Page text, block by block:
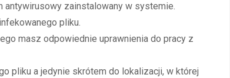
antywirusowy zainstalowany w systemie.
pliku.
masz odpowiednie uprawnienia do pracy z
pliku a jedynie skrótem do lokalizacji, w której